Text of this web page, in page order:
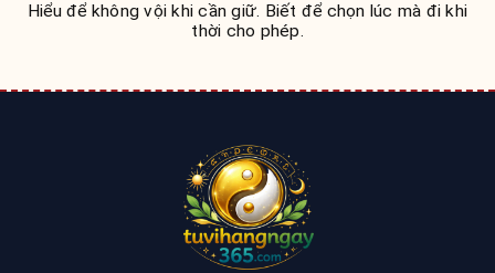
Hiểu để không vội khi cần giữ. Biết để chọn lúc mà đi khi
thời cho phép.